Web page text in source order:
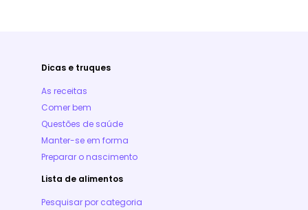
Dicas e truques
As receitas
Comer bem
Questões de saúde
Manter-se em forma
Preparar o nascimento
Lista de alimentos
Pesquisar por categoria